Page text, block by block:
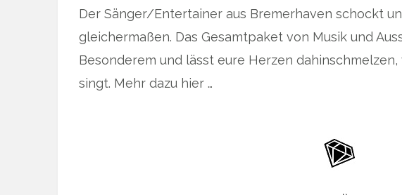
Der Sänger/Entertainer aus Bremerhaven schockt
gleichermaßen. Das Gesamtpaket von Musik und
Besonderem und lässt eure Herzen
singt. Mehr dazu hier …